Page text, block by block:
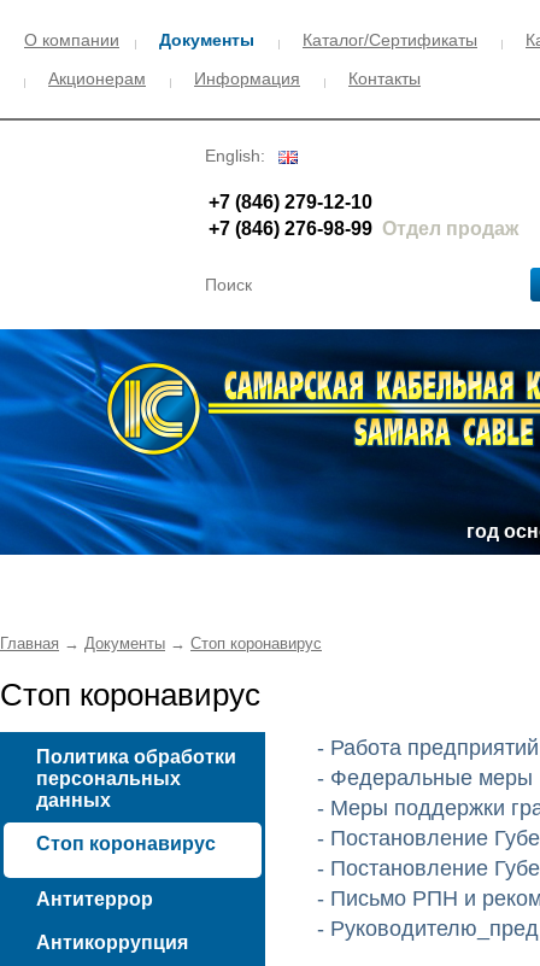
О компании Документы Каталог/Сертификаты
Акционерам
Информация Контакты
English:
+7 (846) 279-12-10
+7 (846) 276-98-99 Отдел продаж
год
Главная → Документы → Стоп коронавирус
Стоп коронавирус
Политика обработки
персональных
данных
Стоп коронавирус
Антитеррор
Антикоррупция
- Работа предприятий
- Федеральные меры
- Меры поддержки
- Постановление
- Постановление
- Письмо РПН и
-